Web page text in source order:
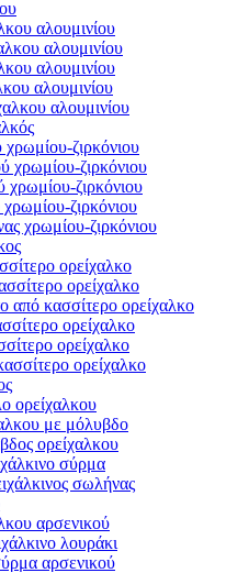
αλουμινίου
αλουμινίου
αλουμινίου
αλουμινίου
αλουμινίου
ζιρκόνιου
χρωμίου-ζιρκόνιου
χρωμίου-ζιρκόνιου
ζιρκόνιου
χρωμίου-ζιρκόνιου
ορείχαλκο
ορείχαλκο
από κασσίτερο ορείχαλκο
ορείχαλκο
ορείχαλκο
ορείχαλκο
ορείχαλκου
με μόλυβδο
ορείχαλκου
σύρμα
σωλήνας
αρσενικού
λουράκι
αρσενικού